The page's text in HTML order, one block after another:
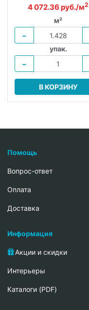
4 072.36 руб./м2
м²
−
упак.
−
В КОРЗИНУ
Помощь
Вопрос-ответ
Oплата
Доставка
Информация
Акции и скидки
Интерьеры
Каталоги (PDF)